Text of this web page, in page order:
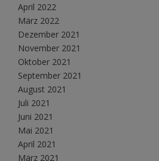
April 2022
März 2022
Dezember 2021
November 2021
Oktober 2021
September 2021
August 2021
Juli 2021
Juni 2021
Mai 2021
April 2021
März 2021